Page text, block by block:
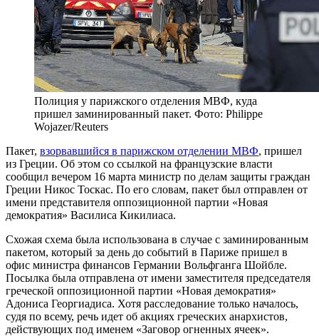
Полиция у парижского отделения МВФ, куда
пришел заминированный пакет. Фото: Philippe
Wojazer/Reuters
Пакет, взорвавшийся в парижском отделении МВФ, пришел
из Греции. Об этом со ссылкой на французские власти
сообщил вечером 16 марта министр по делам защиты граждан
Греции Никос Тоскас. По его словам, пакет был отправлен от
имени представителя оппозиционной партии «Новая
демократия» Василиса Кикилиаса.
Схожая схема была использована в случае с заминированным
пакетом, который за день до событий в Париже пришел в
офис министра финансов Германии Вольфганга Шойбле.
Посылка была отправлена от имени заместителя председателя
греческой оппозиционной партии «Новая демократия»
Адониса Георгиадиса. Хотя расследование только началось,
судя по всему, речь идет об акциях греческих анархистов,
действующих под именем «Заговор огненных ячеек».